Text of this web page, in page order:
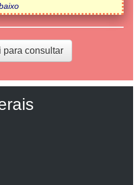
para consultar